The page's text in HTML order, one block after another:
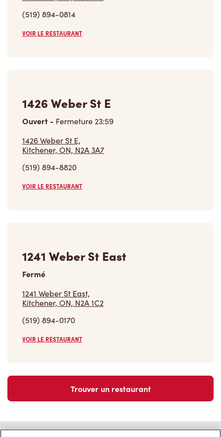
(519) 894-0814
VOIR LE RESTAURANT
1426 Weber St E
Ouvert - Fermeture23:59
1426 Weber St E,
Kitchener, ON, N2A 3A7
(519) 894-8820
VOIR LE RESTAURANT
1241 Weber St East
Fermé
1241 Weber St East,
Kitchener, ON, N2A 1C2
(519) 894-0170
VOIR LE RESTAURANT
Trouver un restaurant